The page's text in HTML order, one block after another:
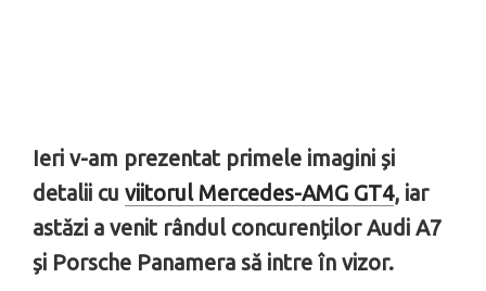
Ieri v-am prezentat primele imagini și
detalii cu viitorul Mercedes-AMG GT4, iar
astăzi a venit rândul concurenților Audi A7
și Porsche Panamera să intre în vizor.